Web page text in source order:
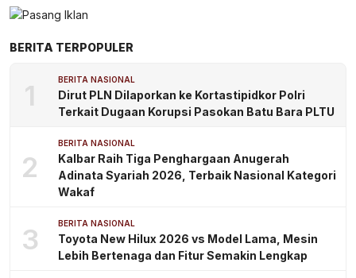
BERITA TERPOPULER
1 BERITA NASIONAL
Dirut PLN Dilaporkan ke Kortastipidkor Polri
Terkait Dugaan Korupsi Pasokan Batu Bara PLTU
2
BERITA NASIONAL
Kalbar Raih Tiga Penghargaan Anugerah
Adinata Syariah 2026, Terbaik Nasional Kategori
Wakaf
3 BERITA NASIONAL
Toyota New Hilux 2026 vs Model Lama, Mesin
Lebih Bertenaga dan Fitur Semakin Lengkap